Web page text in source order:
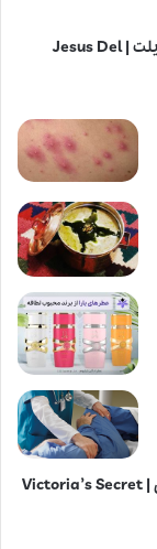
عطر ادکلن جسوس دل پوزو عربین نایتس ادو تویلت | Jesus Del
بادی اسپلش ویکتوریا سکرت اسکوئیز آف پاین اپل | Victoria’s Secret